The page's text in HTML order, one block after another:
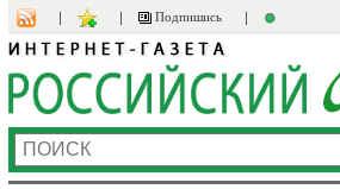
Подпишись